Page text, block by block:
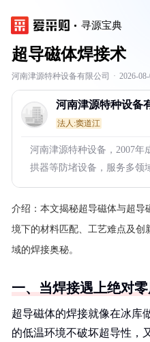
寻源宝典
超导磁体焊接术
河南津源特种设备有限公司 · 2026-
河南津源特种设备
法人:窦道江
河南津源特种设备，2007年
拱器等防堵设备，服务多领
介绍： 本文揭秘超导磁体与超导
境下的材料匹配、工艺难点及创
域的焊接奥秘。
一、当焊接遇上绝对
超导磁体的焊接就像在冰
的低温环境不破坏超导性，